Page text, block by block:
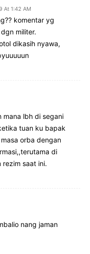
At 1:42 AM
komentar yg
militer.
dikasih nyawa,
mana lbh di segani
tuan ku bapak
orba dengan
di
saat ini.
nang jaman